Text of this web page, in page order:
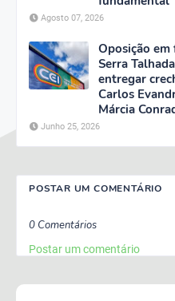
Agosto 07, 2026
Oposição em
Serra
entregar
Carlos
Márcia
Junho 25, 2026
POSTAR UM COMENTÁRIO
0 Comentários
Postar um comentário